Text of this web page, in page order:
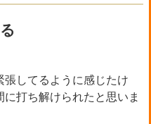
張してるように感じたけ
打ち解けられたと思いま